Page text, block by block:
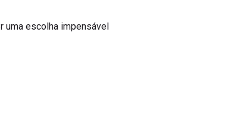
uma escolha impensável